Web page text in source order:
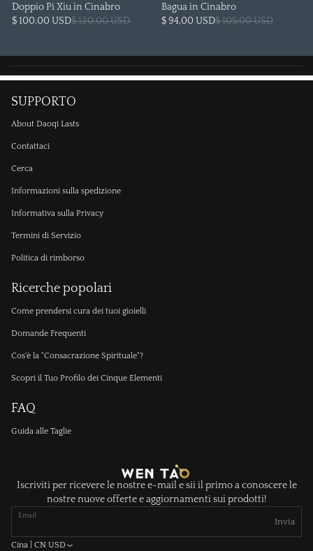
Doppio Pi Xiu in Cinabro
$ 100,00 USD$ 120,00 USD
Bagua in Cinabro
$ 94,00 USD$ 105,00 USD
SUPPORTO
About Daoqi Lasts
Contattaci
Cerca
Informazioni sulla spedizione
Informativa sulla Privacy
Termini di Servizio
Politica di rimborso
Ricerche popolari
Come prendersi cura dei tuoi gioielli
Domande Frequenti
Cos'è la "Consacrazione Spirituale"?
Scopri il Tuo Profilo dei Cinque Elementi
FAQ
Guida alle Taglie
Iscriviti per ricevere le nostre e-mail e sii il primo a conoscere le
nostre nuove offerte e aggiornamenti sui prodotti!
Email
Invia
Cina | CN USD